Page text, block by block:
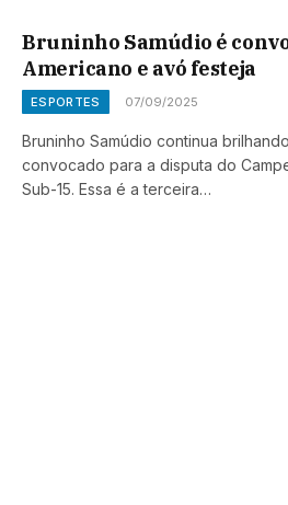
Bruninho Samúdio é
Americano e avó festeja
ESPORTES 07/09/2025
Bruninho Samúdio continua
convocado para a disputa do
Sub-15. Essa é a terceira…